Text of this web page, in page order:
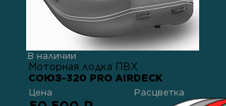
В наличии
Моторная лодка ПВХ
СОЮЗ-320 PRO AIRDECK
Цена Расцветка